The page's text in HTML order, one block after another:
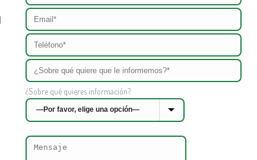
¿Sobre qué quieres información?